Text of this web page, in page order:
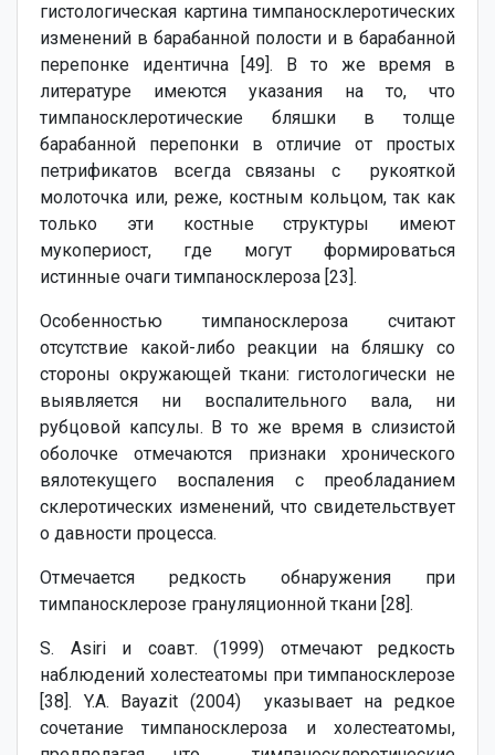
гистологическая картина тимпаносклеротических
изменений в барабанной полости и в барабанной
перепонке идентична [49]. В то же время в
литературе имеются указания на то, что
тимпаносклеротические бляшки в толще
барабанной перепонки в отличие от простых
петрификатов всегда связаны с рукояткой
молоточка или, реже, костным кольцом, так как
только эти костные структуры имеют
мукопериост, где могут формироваться
истинные очаги тимпаносклероза [23].
Особенностью тимпаносклероза считают
отсутствие какой-либо реакции на бляшку со
стороны окружающей ткани: гистологически не
выявляется ни воспалительного вала, ни
рубцовой капсулы. В то же время в слизистой
оболочке отмечаются признаки хронического
вялотекущего воспаления с преобладанием
склеротических изменений, что свидетельствует
о давности процесса.
Отмечается редкость обнаружения при
тимпаносклерозе грануляционной ткани [28].
S. Asiri и соавт. (1999) отмечают редкость
наблюдений холестеатомы при тимпаносклерозе
[38]. Y.A. Bayazit (2004) указывает на редкое
сочетание тимпаносклероза и холестеатомы,